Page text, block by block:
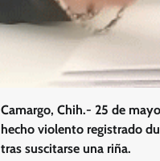
Camargo, Chih.- 25 de
hecho violento registrado
tras suscitarse una riña.